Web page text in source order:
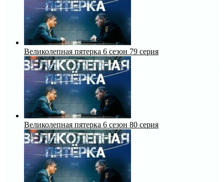
Великолепная пятерка 6 сезон 79 серия
Великолепная пятерка 6 сезон 80 серия